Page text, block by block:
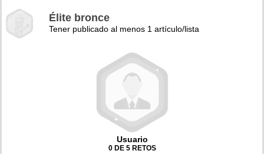
Élite bronce
Tener publicado al menos 1 artículo/lista
Usuario
0 DE 5 RETOS